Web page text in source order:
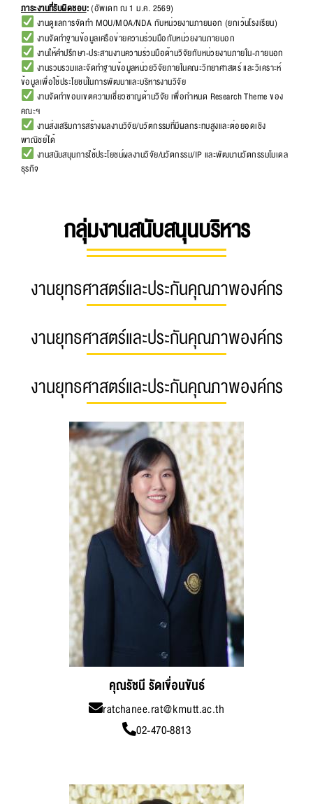
ภาระงานที่รับผิดชอบ:(อัพเดท ณ 1 ม.ค. 2569)
งานดูแลการจัดทำ MOU/MOA/NDA กับหน่วยงานภายนอก (ยกเว้นโรงเรียน)
งานจัดทำฐานข้อมูลเครือข่ายความร่วมมือกับหน่วยงานภายนอก
งานให้คำปรึกษา-ประสานงานความร่วมมือด้านวิจัยกับหน่วยงานภายใน-ภายนอก
งานรวบรวมและจัดทำฐานข้อมูลหน่วยวิจัยภายในคณะวิทยาศาสตร์ และวิเคราะห์
ข้อมูลเพื่อใช้ประโยชน์ในการพัฒนาและบริหารงานวิจัย
งานจัดทำขอบเขตความเชี่ยวชาญด้านวิจัย เพื่อกำหนด Research Theme ของ
คณะฯ
งานส่งเสริมการสร้างผลงานวิจัย/นวัตกรรมที่มีผลกระทบสูงและต่อยอดเชิง
พาณิชย์ได้
งานสนับสนุนการใช้ประโยชน์ผลงานวิจัย/นวัตกรรม/IP และพัฒนานวัตกรรมโมเดล
ธุรกิจ
กลุ่มงานสนับสนุนบริหาร
งานยุทธศาสตร์และประกันคุณภาพองค์กร
งานยุทธศาสตร์และประกันคุณภาพองค์กร
งานยุทธศาสตร์และประกันคุณภาพองค์กร
คุณรัชนี รัดเขื่อนขันธ์
ratchanee.rat@kmutt.ac.th
02-470-8813